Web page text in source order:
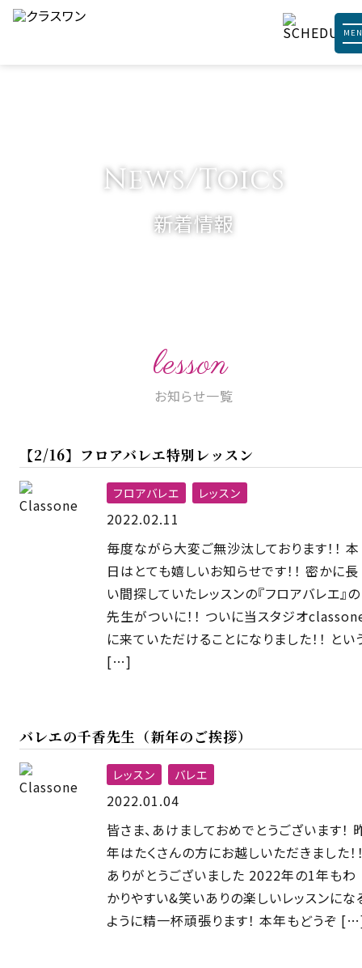
News/Toics
新着情報
lesson
お知らせ一覧
【2/16】フロアバレエ特別レッスン
フロアバレエ レッスン
2022.02.11
毎度ながら大変ご無沙汰しております！！ 本
日はとても嬉しいお知らせです！！ 密かに長
い間探していたレッスンの『フロアバレエ』の
先生がついに！！ ついに当スタジオ
に来ていただけることになりました！！ とい
[…]
バレエの千香先生（新年のご挨拶）
レッスン バレエ
2022.01.04
皆さま、あけましておめでとうございます！
年はたくさんの方にお越しいただきました！
ありがとうございました 2022年の1年もわ
かりやすい&笑いありの楽しいレッスンにな
ように精一杯頑張ります！ 本年もどうぞ